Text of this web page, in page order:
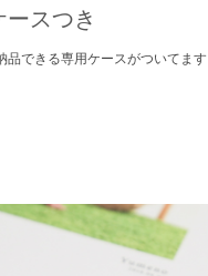
スつき
品できる専用ケースがついてます